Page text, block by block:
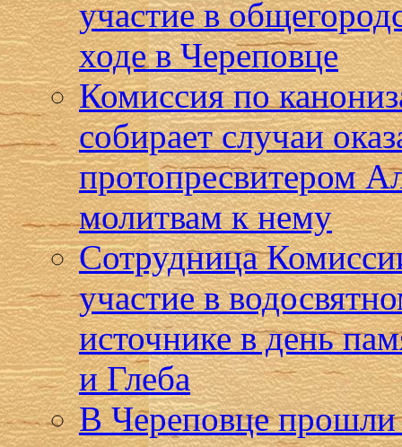
участие в
ходе в Череповце
Комиссия по
собирает случаи
протопресвитером
молитвам к нему
Сотрудница
участие в
источнике в день
и Глеба
В Череповце прошли